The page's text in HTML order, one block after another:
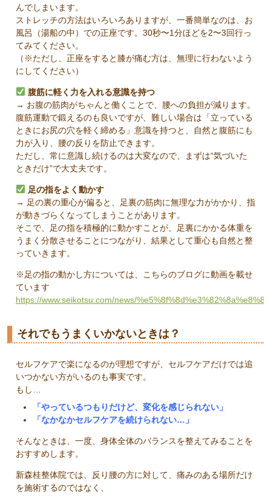
んでしまいます。
ストレッチの方法はいろいろありますが、一番簡単なのは、お
風呂（湯船の中）での正座です。30秒〜1分ほどを2〜3回行っ
てみてください。
（※ただし、正座をすると膝が痛む方は、無理に行わないよう
にしてください）
腹筋に軽く力を入れる意識を持つ
→ お腹の筋肉がちゃんと働くことで、腰への負担が減ります。
腹筋運動で鍛えるのも良いですが、難しい場合は「立っている
ときにお尻の穴を軽く締める」意識を持つと、自然と腹筋にも
力が入り、腰の反りを防止できます。
ただし、常に意識し続けるのは大変なので、まずは“気づいた
ときだけ”で大丈夫です。
足の指をよく動かす
→ 足の裏の重心が偏ると、足裏の筋肉に無理な力がかかり、指
が動きづらくなってしまうことがあります。
そこで、足の指を積極的に動かすことが、足裏にかかる体重を
うまく分散させることにつながり、結果として重心も自然と整
っていきます。
※足の指の動かし方については、こちらのブログに動画を載せ
ています
https://www.seikotsu.com/news/
それでもうまくいかないときは？
セルフケアで楽になるのが理想ですが、セルフケアだけでは追
いつかない方がいるのも事実です。
もし…
「やっているつもりだけど、変化を感じられない」
「なかなかセルフケアを続けられない…」
そんなときは、一度、身体全体のバランスを整えてみることを
おすすめします。
新森桂整体院では、反り腰の方に対して、痛みのある場所だけ
を施術するのではなく、